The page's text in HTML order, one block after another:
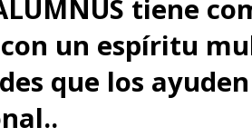
tiene
un espíritu
que los